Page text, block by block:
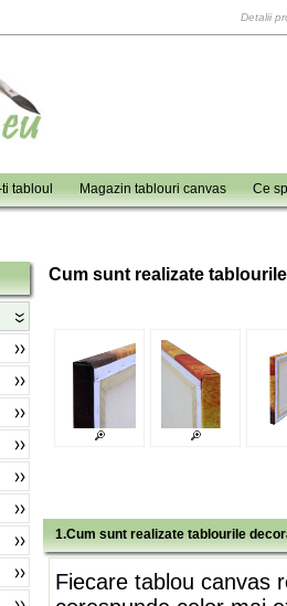
Detalii
tabloul Magazin tablouri canvas Ce
Cum sunt realizate
1.Cum sunt realizate tablourile
Fiecare tablou canvas